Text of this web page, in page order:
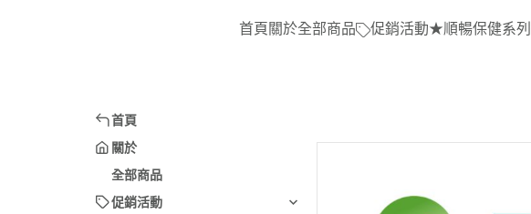
首頁 關於全部商品 促銷活動★順暢保健系列
首頁
關於
全部商品
促銷活動